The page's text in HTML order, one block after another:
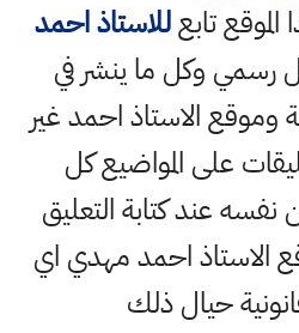
الموقع تابعللاستاذ احمد
رسمي وكل ما ينشر في
وموقع الاستاذ احمد غير
على المواضيع كل
عند كتابة التعليق
الاستاذ احمد مهدي اي
حيال ذلك